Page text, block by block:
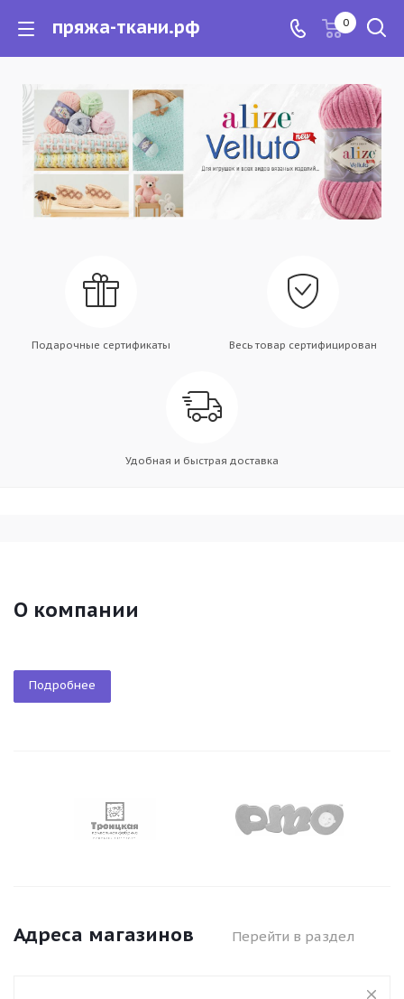
пряжа-ткани.рф 0
Подарочные сертификаты Весь товар сертифицирован
Удобная и быстрая доставка
О компании
Подробнее
Адреса магазинов Перейти в раздел